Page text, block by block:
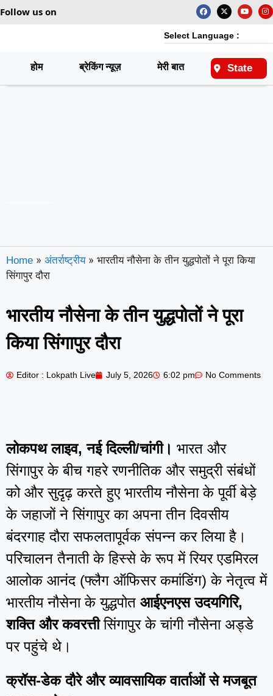
Follow us on
Select Language :
होम ब्रेकिंग न्यूज़ मेरी बात राष्ट्रीय
State
Home » अंतर्राष्ट्रीय » भारतीय नौसेना के तीन युद्धपोतों ने पूरा किया
सिंगापुर दौरा
भारतीय नौसेना के तीन युद्धपोतों ने पूरा
किया सिंगापुर दौरा
Editor : Lokpath Live July 5, 2026 6:02 pm No Comments
लोकपथ लाइव, नई दिल्ली/चांगी। भारत और
सिंगापुर के बीच गहरे रणनीतिक और समुद्री संबंधों
को और सुदृढ़ करते हुए भारतीय नौसेना के पूर्वी बेड़े
के जहाजों ने सिंगापुर का अपना तीन दिवसीय
बंदरगाह दौरा सफलतापूर्वक संपन्न कर लिया है।
परिचालन तैनाती के हिस्से के रूप में रियर एडमिरल
आलोक आनंद (फ्लैग ऑफिसर कमांडिंग) के नेतृत्व में
भारतीय नौसेना के युद्धपोत आईएनएस उदयगिरि,
शक्ति और कवरत्तीसिंगापुर के चांगी नौसेना अड्डे
पर पहुंचे थे।
क्रॉस-डेक दौरे और व्यावसायिक वार्ताओं से मजबूत